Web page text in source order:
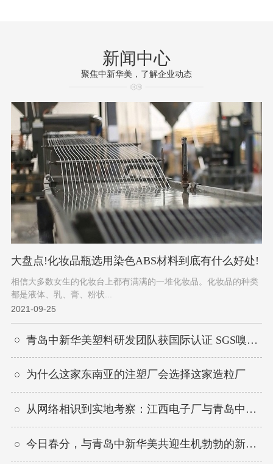
新闻中心
聚焦中新华美，了解企业动态
大盘点!化妆品瓶选用染色ABS材料到底有什么好处!
相信大多数女生的化妆台上都有满满的一堆化妆品。化妆品的种类
都是液体、乳、膏、粉状...
2021-09-25
青岛中新华美塑料研发团队获国际认证 SGS嗅辨师资格
为什么这家东南亚的注塑厂会选择这家造粒厂
从网络相识到实地考察：江西电子厂与青岛中新华美的合作之旅
今日春分，与青岛中新华美共迎生机勃勃的新篇章